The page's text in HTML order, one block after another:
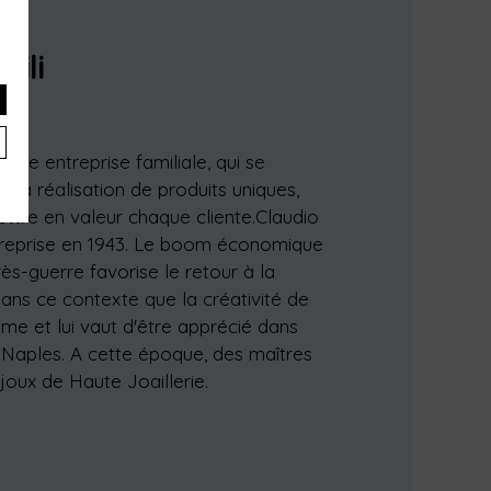
entreprise familiale, qui se
la réalisation de produits uniques,
en valeur chaque cliente.Claudio
en 1943. Le boom économique
guerre favorise le retour à la
ce contexte que la créativité de
et lui vaut d'être apprécié dans
A cette époque, des maîtres
de Haute Joaillerie.